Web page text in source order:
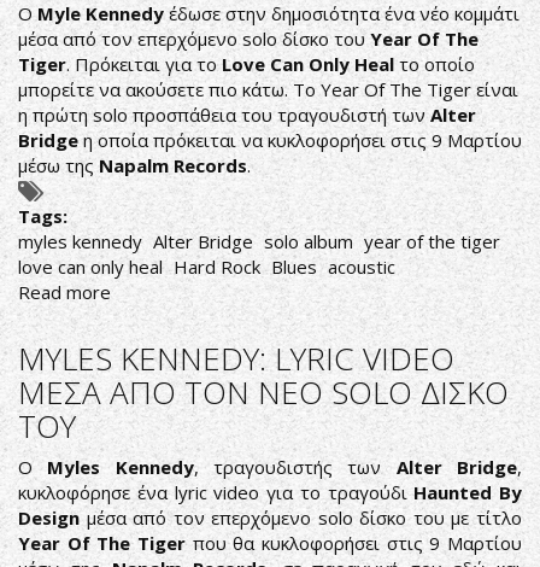
ΟMyle Kennedyέδωσε στην δημοσιότητα ένα νέο κομμάτι
μέσα από τον επερχόμενο solo δίσκο τουYear Of The
Tiger. Πρόκειται για τοLove Can Only Heal το οποίο
μπορείτε να ακούσετε πιο κάτω. Το Year Of The Tiger είναι
η πρώτη solo προσπάθεια του τραγουδιστή των Alter
Bridgeη οποία πρόκειται να κυκλοφορήσει στις 9 Μαρτίου
μέσω τηςNapalm Records.
Tags:
myles kennedy Alter Bridge solo album year of the tiger
love can only heal Hard Rock Blues acoustic
Read more about
MYLES
KENNEDY:
ΝΕΟ
ΚΟΜΜΑΤΙ
ΑΠΟ
ΤΟ
ΕΠΕΡΧΟΜΕΝΟ
YEAR
OF
THE
MYLES KENNEDY: LYRIC VIDEO
ΜΕΣΑ ΑΠΟ ΤΟΝ ΝΕΟ SOLO ΔΙΣΚΟ
ΤΟΥ
Ο Myles Kennedy, τραγουδιστής τωνAlter Bridge,
κυκλοφόρησε ένα lyric video για το τραγούδιHaunted By
Designμέσα από τον επερχόμενο solo δίσκο του με τίτλο
Year Of The Tigerπου θα κυκλοφορήσει στις 9 Μαρτίου